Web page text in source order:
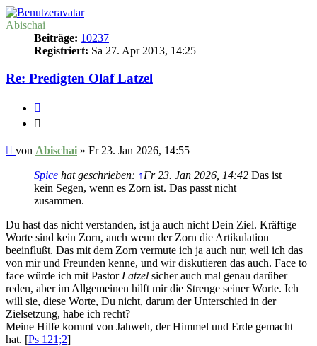
Abischai
Beiträge: 10237
Registriert: Sa 27. Apr 2013, 14:25
Re: Predigten Olaf Latzel
Beitrag
von Abischai » Fr 23. Jan 2026, 14:55
Spice hat geschrieben: ↑Fr 23. Jan 2026, 14:42 Das ist
kein Segen, wenn es Zorn ist. Das passt nicht
zusammen.
Du hast das nicht verstanden, ist ja auch nicht Dein Ziel. Kräftige
Worte sind kein Zorn, auch wenn der Zorn die Artikulation
beeinflußt. Das mit dem Zorn vermute ich ja auch nur, weil ich das
von mir und Freunden kenne, und wir diskutieren das auch. Face to
face würde ich mit Pastor Latzel sicher auch mal genau darüber
reden, aber im Allgemeinen hilft mir die Strenge seiner Worte. Ich
will sie, diese Worte, Du nicht, darum der Unterschied in der
Zielsetzung, habe ich recht?
Meine Hilfe kommt von Jahweh, der Himmel und Erde gemacht
hat. [Ps 121;2]